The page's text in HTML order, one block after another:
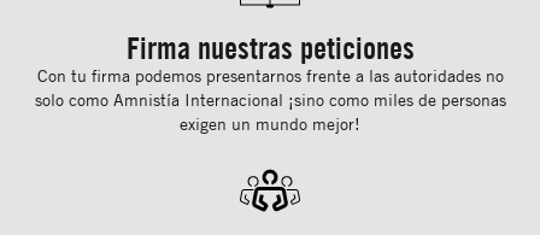
Firma nuestras peticiones
Con tu ﬁrma podemos presentarnos frente a las autoridades no
solo como Amnistía Internacional ¡sino como miles de personas
exigen un mundo mejor!